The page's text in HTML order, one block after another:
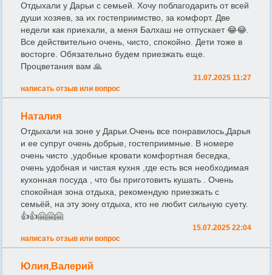
Отдыхали у Дарьи с семьей. Хочу поблагодарить от всей
души хозяев, за их гостеприимство, за комфорт. Две
недели как приехали, а меня Балхаш не отпускает 😂😂.
Все действительно очень, чисто, спокойно. Дети тоже в
восторге. Обязательно будем приезжать еще.
Процветания вам 🙏
31.07.2025 11:27
написать отзыв или вопрос
Наталия
Отдыхали на зоне у Дарьи.Очень все понравилось,Дарья
и ее супруг очень добрые, гостеприимные. В номере
очень чисто ,удобные кровати комфортная беседка,
очень удобная и чистая кухня ,где есть вся необходимая
кухонная посуда , что бы приготовить кушать . Очень
спокойная зона отдыха, рекомендую приезжать с
семьёй, на эту зону отдыха, кто не любит сильную суету.
👍👍🤗🤗🤗
15.07.2025 22:04
написать отзыв или вопрос
Юлия,Валерий